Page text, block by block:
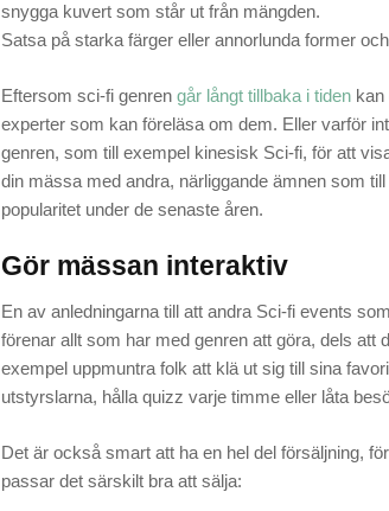
snygga kuvert som står ut från mängden.
Satsa på starka färger eller annorlunda former
Eftersom sci-fi genren går långt tillbaka i tiden kan
experter som kan föreläsa om dem. Eller varför
genren, som till exempel kinesisk Sci-fi, för att
din mässa med andra, närliggande ämnen som
popularitet under de senaste åren.
Gör mässan interaktiv
En av anledningarna till att andra Sci-fi events
förenar allt som har med genren att göra, dels att
exempel uppmuntra folk att klä ut sig till sina
utstyrslarna, hålla quizz varje timme eller låta
Det är också smart att ha en hel del försäljning,
passar det särskilt bra att sälja: